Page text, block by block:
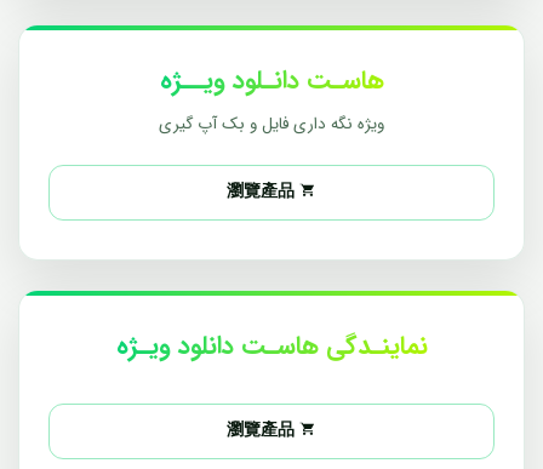
هاسـت دانـلود ویــژه
ویژه نگه داری فایل و بک آپ گیری
瀏覽產品
نماینـدگی هاسـت دانلود ویـژه
瀏覽產品